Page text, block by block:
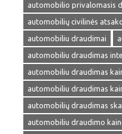
automobilio privalomasis
automobilių civilinės
automobiliu draudimai
automobiliu draudimas
automobiliu draudimas
automobiliu draudimas
automobilių draudimas
automobiliu draudimo